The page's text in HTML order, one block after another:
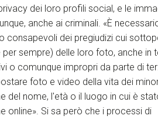
dei loro profili social, e le
anche ai criminali. «È
consapevoli dei pregiudizi cui
sempre) delle loro foto, anche in
o comunque impropri da parte di
foto e video della vita dei
nome, l'età o il luogo in cui è
online». Si sa però che i processi di